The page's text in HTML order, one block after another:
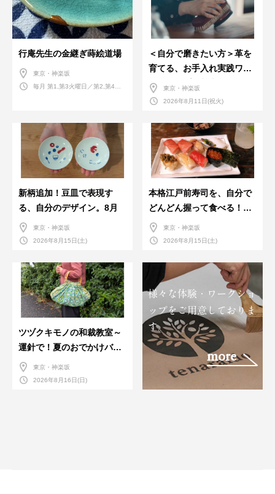
行庵先生の金継ぎ蒔絵道場
東京・神楽坂
毎月 第1,第3火曜日／第2,第4火
＜自分で磨きたい方＞革を
育てる、お手入れ実践ワー
クショップ。基本編！
東京・神楽坂
2026年8月11日(祝火)
新柄追加！豆皿で表現す
る、自分のデザイン。8月
東京・神楽坂
2026年8月15日(土)
本格江戸前寿司を、自分で
どんどん握って食べる！職
人さんに教わる＜握りの練
習会＞８月
東京・神楽坂
2026年8月15日(土)
ツヅクキモノの和裁教室～
運針で！夏のおでかけバン
ダナバッグづくり～
東京・神楽坂
2026年8月16日(日)
様々な体験・ワークショ
ップをご用意しておりま
す。
more